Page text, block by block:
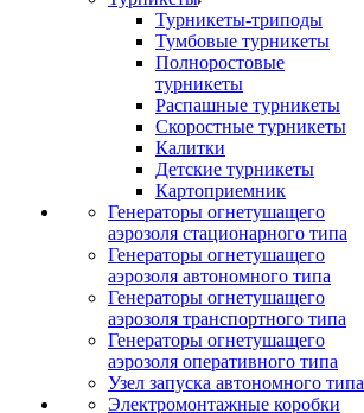
Турникеты-триподы
Тумбовые турникеты
Полноростовые
турникеты
Распашные турникеты
Скоростные турникеты
Калитки
Детские турникеты
Картоприемник
Генераторы огнетушащего
аэрозоля стационарного типа
Генераторы огнетушащего
аэрозоля автономного типа
Генераторы огнетушащего
аэрозоля транспортного типа
Генераторы огнетушащего
аэрозоля оперативного типа
Узел запуска автономного типа
Электромонтажные коробки